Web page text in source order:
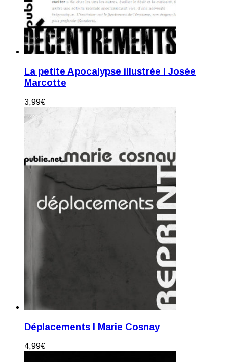
La petite Apocalypse illustrée I Josée
Marcotte
3,99€
Déplacements I Marie Cosnay
4,99€